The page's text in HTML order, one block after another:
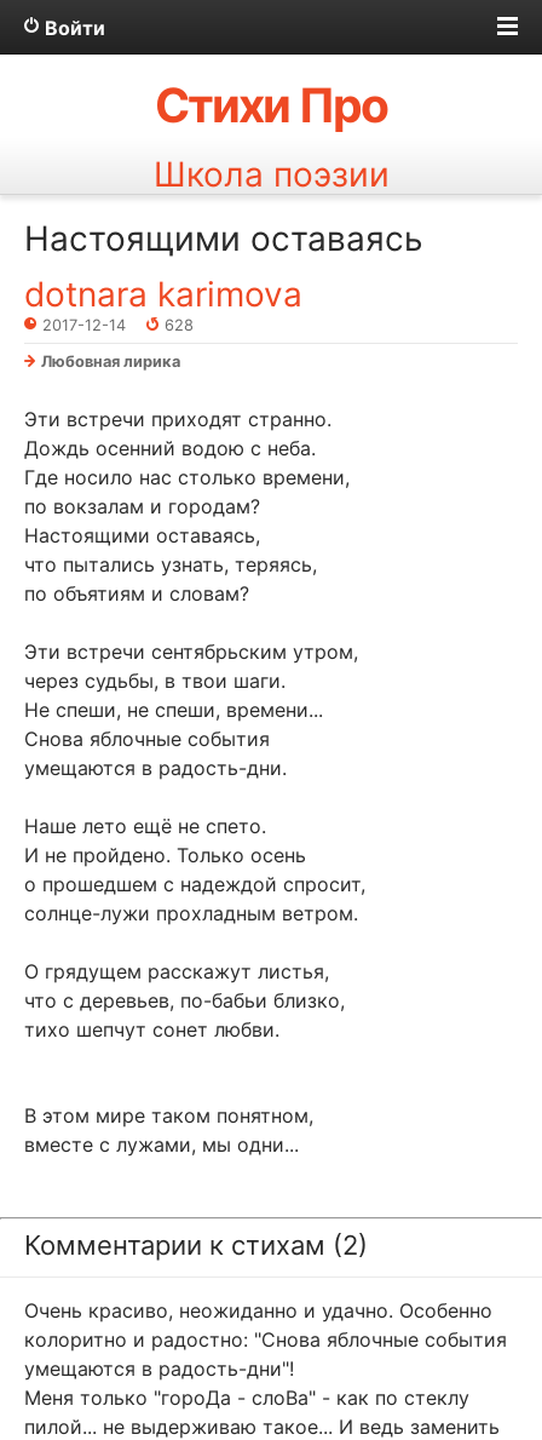
Войти
Стихи Про
Школа поэзии
Настоящими оставаясь
dotnara karimova
2017-12-14
628
Любовная лирика
Эти встречи приходят странно.
Дождь осенний водою с неба.
Где носило нас столько времени,
по вокзалам и городам?
Настоящими оставаясь,
что пытались узнать, теряясь,
по объятиям и словам?
Эти встречи сентябрьским утром,
через судьбы, в твои шаги.
Не спеши, не спеши, времени...
Снова яблочные события
умещаются в радость-дни.
Наше лето ещё не спето.
И не пройдено. Только осень
о прошедшем с надеждой спросит,
солнце-лужи прохладным ветром.
О грядущем расскажут листья,
что с деревьев, по-бабьи близко,
тихо шепчут сонет любви.
В этом мире таком понятном,
вместе с лужами, мы одни...
Комментарии к стихам (2)
Очень красиво, неожиданно и удачно. Особенно
колоритно и радостно: "Снова яблочные события
умещаются в радость-дни"!
Меня только "гороДа - слоВа" - как по стеклу
пилой... не выдерживаю такое... И ведь заменить